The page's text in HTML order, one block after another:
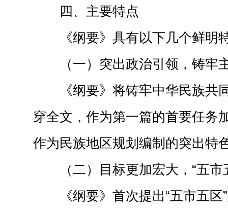
四、主要特点
《纲要》具有以下几个鲜明
（一）突出政治引领，铸牢
《纲要》将铸牢中华民族共
穿全文，作为第一篇的首要任务
作为民族地区规划编制的突出特
（二）目标更加宏大，“五
《纲要》首次提出“五市五